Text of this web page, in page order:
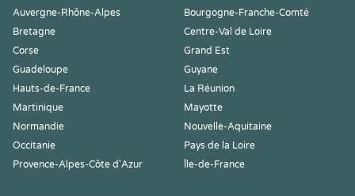
Auvergne-Rhône-Alpes
Bourgogne-Franche-Comté
Bretagne
Centre-Val de Loire
Corse
Grand Est
Guadeloupe
Guyane
Hauts-de-France
La Réunion
Martinique
Mayotte
Normandie
Nouvelle-Aquitaine
Occitanie
Pays de la Loire
Provence-Alpes-Côte d'Azur
Île-de-France